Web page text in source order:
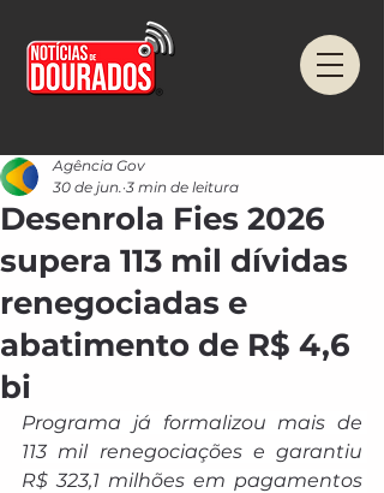
Desenrola Fies 2026
supera 113 mil dívidas
renegociadas e
abatimento de R$ 4,6
bi
Agência Gov
30 de jun. 3 min de leitura
Programa já formalizou mais de
113 mil renegociações e garantiu
R$ 323,1 milhões em pagamentos